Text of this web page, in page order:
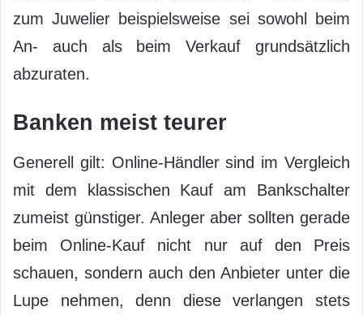
zum Juwelier beispielsweise sei sowohl beim
An- auch als beim Verkauf grundsätzlich
abzuraten.
Banken meist teurer
Generell gilt: Online-Händler sind im Vergleich
mit dem klassischen Kauf am Bankschalter
zumeist günstiger. Anleger aber sollten gerade
beim Online-Kauf nicht nur auf den Preis
schauen, sondern auch den Anbieter unter die
Lupe nehmen, denn diese verlangen stets